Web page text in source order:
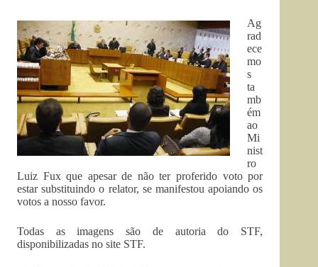
Ag
rad
ece
mo
s
ta
mb
ém
ao
Mi
nist
ro
Luiz Fux que apesar de não ter proferido voto por
estar substituindo o relator, se manifestou apoiando os
votos a nosso favor.
Todas as imagens são de autoria do STF,
disponibilizadas no site STF.